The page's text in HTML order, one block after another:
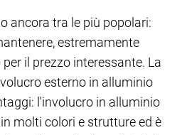
ancora tra le più popolari:
estremamente
il prezzo interessante. La
esterno in alluminio
l'involucro in alluminio
molti colori e strutture ed è